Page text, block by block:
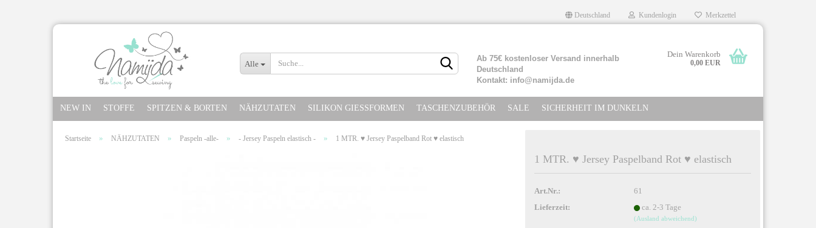
Deutschland Kundenlogin Merkzettel
Alle
Ab 75€ kostenloser Versand innerhalb
Deutschland
Kontakt: info@namijda.de
Dein Warenkorb
0,00 EUR
NEW IN STOFFE SPITZEN & BORTEN NÄHZUTATEN SILIKON GIESSFORMEN TASCHENZUBEHÖR SALE SICHERHEIT IM DUNKELN
Startseite » NÄHZUTATEN » Paspeln -alle- » - Jersey Paspeln elastisch - » 1 MTR. ♥ Jersey Paspelband Rot ♥ elastisch
1 MTR. ♥ Jersey Paspelband Rot ♥ elastisch
Art.Nr.:
61
Lieferzeit:
ca. 2-3 Tage
(Ausland abweichend)